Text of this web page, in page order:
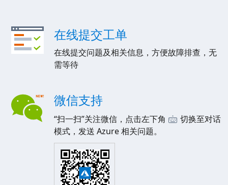
在线提交工单
在线提交问题及相关信息，方便故障排查，无
需等待
微信支持
“扫一扫”关注微信，点击左下角
切换至对话
模式，发送 Azure 相关问题。